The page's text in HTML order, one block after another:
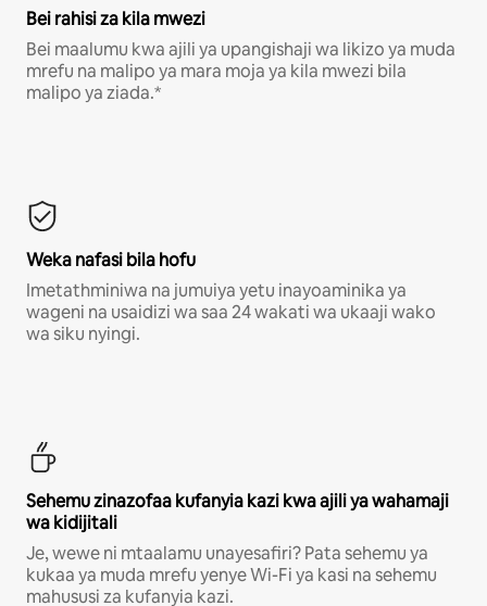
Bei rahisi za kila mwezi
Bei maalumu kwa ajili ya upangishaji wa likizo ya muda
mrefu na malipo ya mara moja ya kila mwezi bila
malipo ya ziada.*
Weka nafasi bila hofu
Imetathminiwa na jumuiya yetu inayoaminika ya
wageni na usaidizi wa saa 24 wakati wa ukaaji wako
wa siku nyingi.
Sehemu zinazofaa kufanyia kazi kwa ajili ya wahamaji
wa kidijitali
Je, wewe ni mtaalamu unayesafiri? Pata sehemu ya
kukaa ya muda mrefu yenye Wi-Fi ya kasi na sehemu
mahususi za kufanyia kazi.